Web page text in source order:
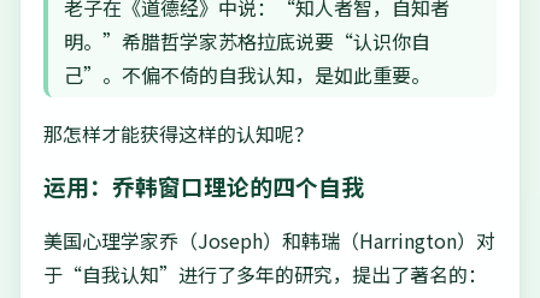
老子在《道德经》中说：“知人者智，自知者
明。”希腊哲学家苏格拉底说要“认识你自
己”。不偏不倚的自我认知，是如此重要。
那怎样才能获得这样的认知呢？
运用：乔韩窗口理论的四个自我
美国心理学家乔（Joseph）和韩瑞（Harrington）对
于“自我认知”进行了多年的研究，提出了著名的：